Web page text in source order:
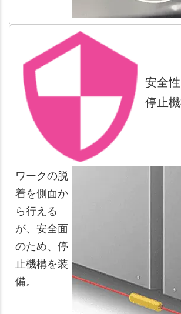
安全
停止
ワークの脱
着を側面か
ら行える
が、安全面
のため、停
止機構を装
備。